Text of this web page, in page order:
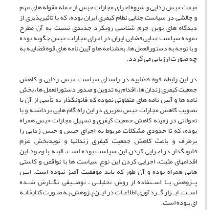
مبحث حبس زدایی و شیوه اجرای مجازات حبس از جمله مقوله های مهم
و چالشی در سیاست جنایی نظام کیفری ایران بوده، که با تاثیرپذیری از
دیدگاه های نوین جرم شناسی رویکرد جدیدی نسبت به آن مطرح
نموده سیاست جنایی قضایی ایران در اجرای مجازات حبس چگونه بوده
و با توجه به دستورالعمل ها، بخشنامه ها و آیین نامه های قوه قضاییه به
چه صورت ارزیابی می گردد.
در این رابطه قوه قضاییه در راستای سیاست حبس زدایی و کاهش
جمعیت کیفری زندان ها، اقدام به تدوین و صدور دستورالعمل ها، بخش
نامه ها و آیین نامه های متفاوتی نموده که قانونگذار به تأسی از آن با
تصویب کاهش مجازات حبس تعزیری در این راه گام هایی برداشته و با
تحولاتی در زمینه کاهش جمعیت کیفری و تسهیل مجازات حبس همراه
بوده، که تا حدودی مشکلات مربوط به اجرای حبس و حبس زدایی را
برطرف و باعث کاهش جمعیت کیفری زندانها و نویدبخش عزم
قانونگذار در اجرایی کردن این سیاست بوده است، البته با وجود این
اقدامهای مثبت، اجرایی کردن این نوع سیاست ها با نواقص و کاستی
هایی همراه بوده و آن طور که باید موفقیت آمیز نبوده است. ایــن
پــژوهش بــا اســتفاده از روش تحلیلــی ـ توصــیفی نگــارش شــده
اســت. ابــزار گــردآوری اطلاعـات در ایــن پـژوهش بـه صـورت کتابخانـه
ای بـوده است.